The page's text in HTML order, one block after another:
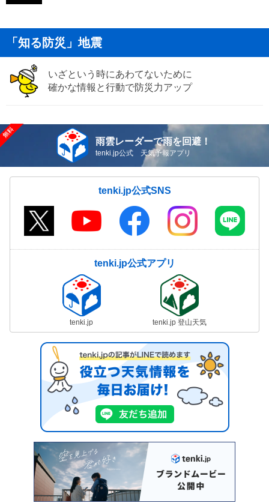
「知る防災」地震
いざという時にあわてないために
確かな情報と行動で防災力アップ
雨雲レーダーで雨を回避！
tenki.jp公式 天気予報アプリ
tenki.jp公式SNS
tenki.jp公式アプリ
tenki.jp tenki.jp 登山天気